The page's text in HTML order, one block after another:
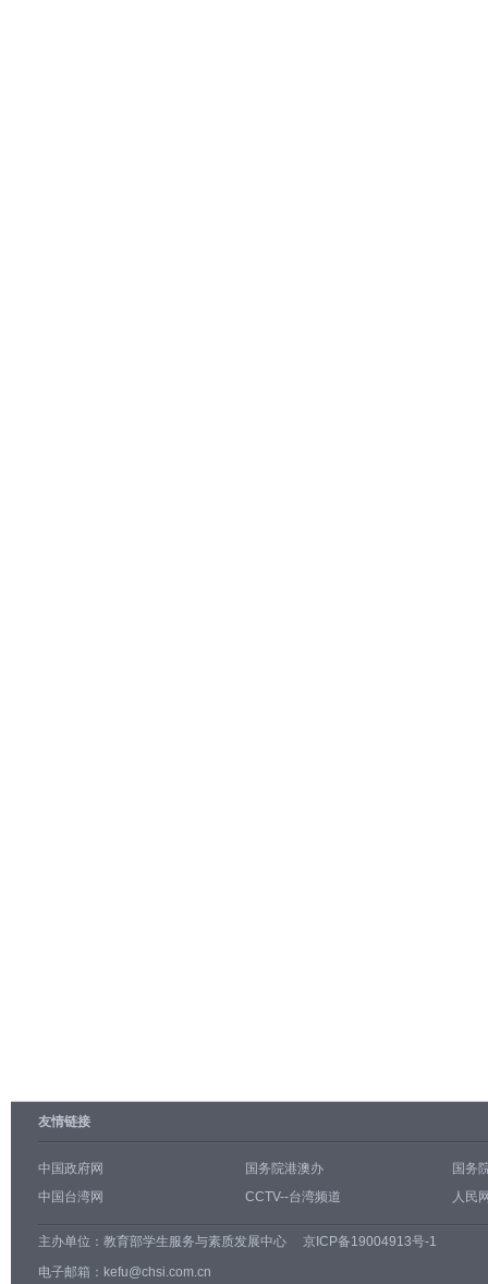
友情链接
中国政府网 国务院港澳办
国务
中国台湾网
CCTV--台湾频道 人民
主办单位： 教育部学生服务与素质发展中心
京ICP备19004913号-1
电子邮箱：kefu@chsi.com.cn